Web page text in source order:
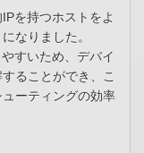
を持つホストをよ
なりました。​
すいため、デバイ
ることができ、こ
ーティングの効率